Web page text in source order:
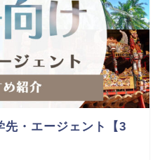
先・エージェント【3